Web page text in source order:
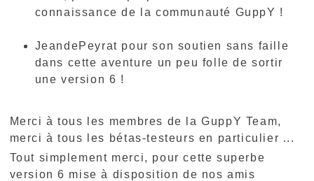
connaissance de la communauté GuppY !
JeandePeyrat pour son soutien sans faille
dans cette aventure un peu folle de sortir
une version 6 !
Merci à tous les membres de la GuppY Team,
merci à tous les bétas-testeurs en particulier ...
Tout simplement merci, pour cette superbe
version 6 mise à disposition de nos amis